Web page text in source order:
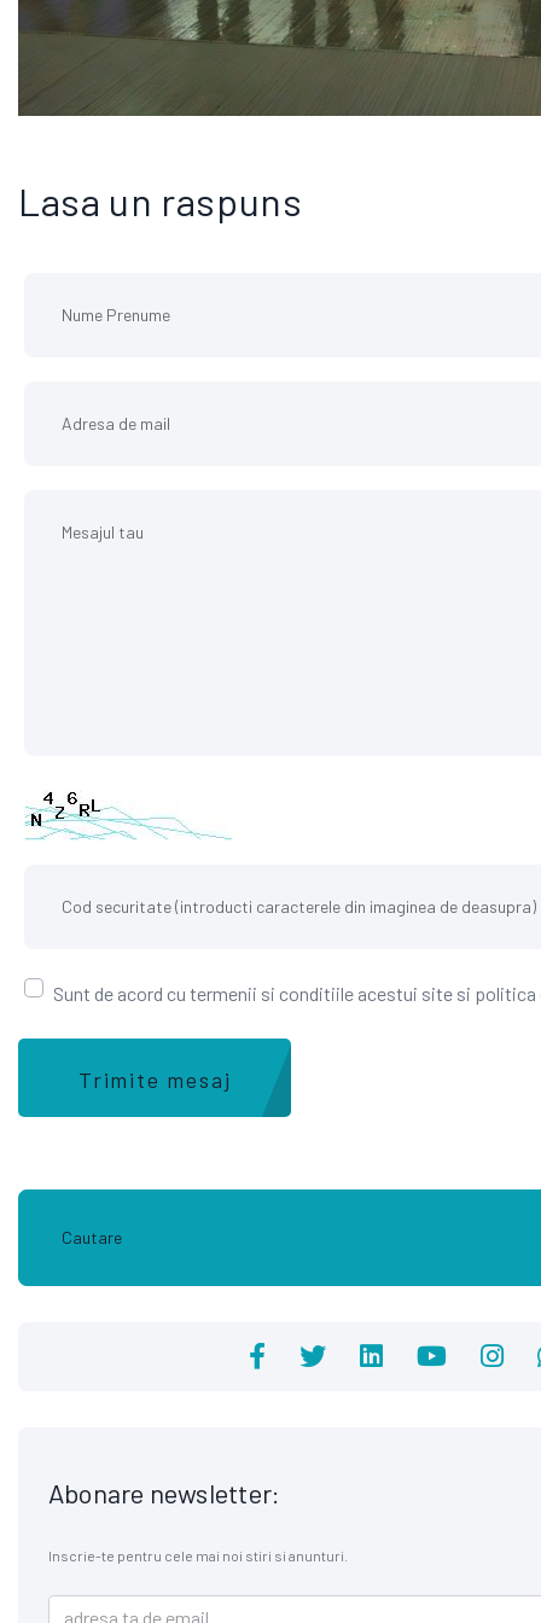
Lasa un raspuns
Sunt de acord cu termenii si conditiile acestui site si
Trimite mesaj
Abonare newsletter:
Inscrie-te pentru cele mai noi stiri si anunturi.